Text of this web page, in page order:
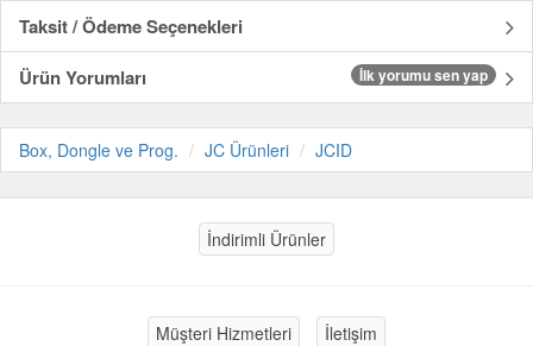
Taksit / Ödeme Seçenekleri
Ürün Yorumları
İlk yorumu sen yap
Box, Dongle ve Prog. JC Ürünleri JCID
İndirimli Ürünler
Müşteri Hizmetleri İletişim